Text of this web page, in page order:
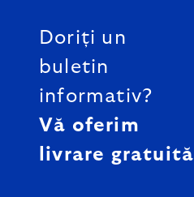
Doriți un
buletin
informativ?
Vă oferim
livrare gratuită